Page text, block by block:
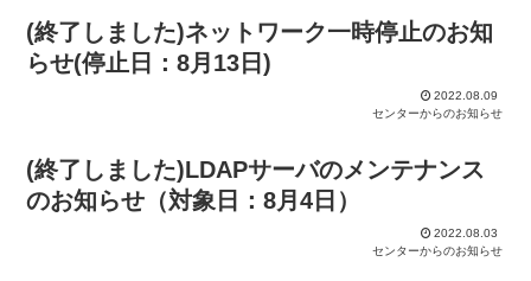
(終了しました)ネットワーク一時停止のお知
らせ(停止日：8月13日)
2022.08.09
センターからのお知らせ
(終了しました)LDAPサーバのメンテナンス
のお知らせ（対象日：8月4日）
2022.08.03
センターからのお知らせ